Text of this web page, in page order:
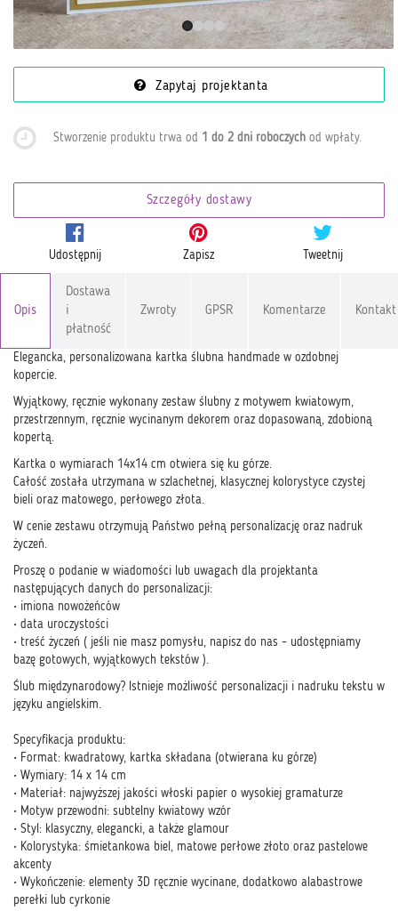
Zapytaj projektanta
Stworzenie produktu trwa od 1 do 2 dni roboczych od wpłaty.
Szczegóły dostawy
Udostępnij Zapisz Tweetnij
Opis
Dostawa
i
płatność
Zwroty GPSR Komentarze Kontakt
Elegancka, personalizowana kartka ślubna handmade w ozdobnej
kopercie.
Wyjątkowy, ręcznie wykonany zestaw ślubny z motywem kwiatowym,
przestrzennym, ręcznie wycinanym dekorem oraz dopasowaną, zdobioną
kopertą.
Kartka o wymiarach 14x14 cm otwiera się ku górze.
Całość została utrzymana w szlachetnej, klasycznej kolorystyce czystej
bieli oraz matowego, perłowego złota.
W cenie zestawu otrzymują Państwo pełną personalizację oraz nadruk
życzeń.
Proszę o podanie w wiadomości lub uwagach dla projektanta
następujących danych do personalizacji:
• imiona nowożeńców
• data uroczystości
• treść życzeń ( jeśli nie masz pomysłu, napisz do nas – udostępniamy
bazę gotowych, wyjątkowych tekstów ).
Ślub międzynarodowy? Istnieje możliwość personalizacji i nadruku tekstu w
języku angielskim.
Specyfikacja produktu:
• Format: kwadratowy, kartka składana (otwierana ku górze)
• Wymiary: 14 x 14 cm
• Materiał: najwyższej jakości włoski papier o wysokiej gramaturze
• Motyw przewodni: subtelny kwiatowy wzór
• Styl: klasyczny, elegancki, a także glamour
• Kolorystyka: śmietankowa biel, matowe perłowe złoto oraz pastelowe
akcenty
• Wykończenie: elementy 3D ręcznie wycinane, dodatkowo alabastrowe
perełki lub cyrkonie